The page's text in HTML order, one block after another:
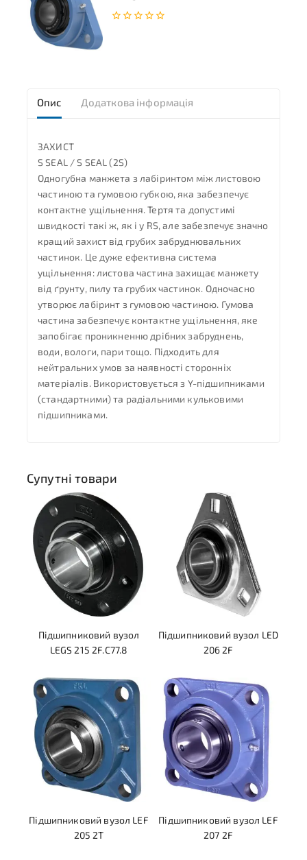
Опис Додаткова інформація
ЗАХИСТ
S SEAL / S SEAL (2S)
Одногубна манжета з лабіринтом між листовою
частиною та гумовою губкою, яка забезпечує
контактне ущільнення. Тертя та допустимі
швидкості такі ж, як і у RS, але забезпечує значно
кращий захист від грубих забруднювальних
частинок. Це дуже ефективна система
ущільнення: листова частина захищає манжету
від ґрунту, пилу та грубих частинок. Одночасно
утворює лабіринт з гумовою частиною. Гумова
частина забезпечує контактне ущільнення, яке
запобігає проникненню дрібних забруднень,
води, вологи, пари тощо. Підходить для
нейтральних умов за наявності сторонніх
матеріалів. Використовується з Y-підшипниками
(стандартними) та радіальними кульковими
підшипниками.
Супутні товари
Підшипниковий вузол
LEGS 215 2F.C77.8
Підшипниковий вузол LED
206 2F
Підшипниковий вузол LEF
205 2T
Підшипниковий вузол LEF
207 2F